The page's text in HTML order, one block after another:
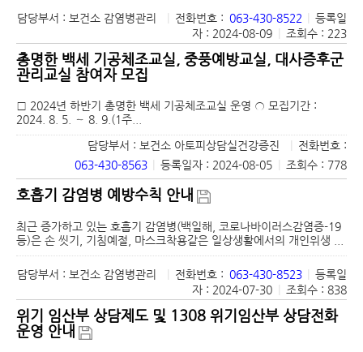
담당부서 : 보건소 감염병관리 전화번호 : 063-430-8522
등록일
자 : 2024-08-09
조회수 : 223
총명한 백세 기공체조교실, 중풍예방교실, 대사증후군
관리교실 참여자 모집
□ 2024년 하반기 총명한 백세 기공체조교실 운영 ○ 모집기간 :
2024. 8. 5. ∼ 8. 9.(1주...
담당부서 : 보건소 아토피상담실건강증진
전화번호 :
063-430-8563
등록일자 : 2024-08-05 조회수 : 778
호흡기 감염병 예방수칙 안내
최근 증가하고 있는 호흡기 감염병(백일해, 코로나바이러스감염증-19
등)은 손 씻기, 기침예절, 마스크착용같은 일상생활에서의 개인위생 ...
담당부서 : 보건소 감염병관리 전화번호 : 063-430-8523
등록일
자 : 2024-07-30
조회수 : 838
위기 임산부 상담제도 및 1308 위기임산부 상담전화
운영 안내